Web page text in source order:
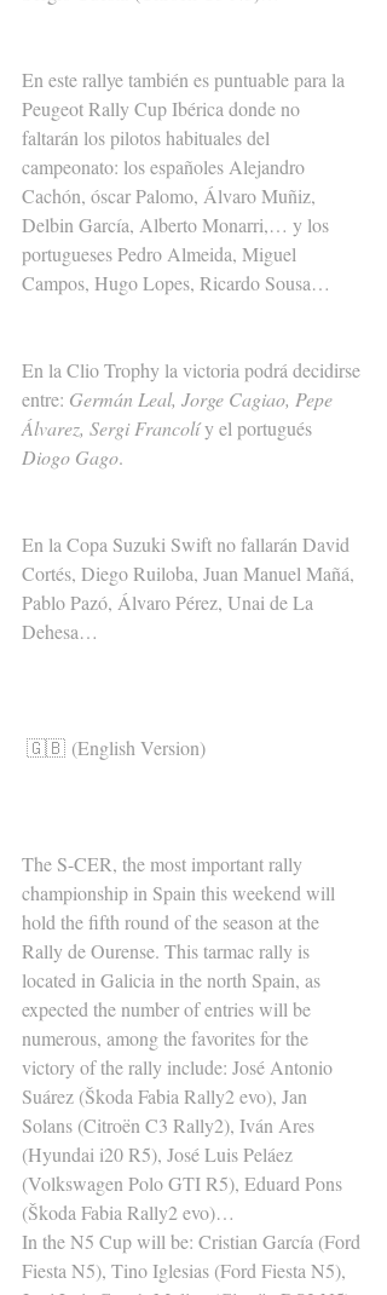
En este rallye también es puntuable para la
Peugeot Rally Cup Ibérica donde no
faltarán los pilotos habituales del
campeonato: los españoles Alejandro
Cachón, óscar Palomo, Álvaro Muñiz,
Delbin García, Alberto Monarri,… y los
portugueses Pedro Almeida, Miguel
Campos, Hugo Lopes, Ricardo Sousa…
En la Clio Trophy la victoria podrá decidirse
entre: Germán Leal, Jorge Cagiao, Pepe
Álvarez, Sergi Francolí y el portugués
Diogo Gago.
En la Copa Suzuki Swift no fallarán David
Cortés, Diego Ruiloba, Juan Manuel Mañá,
Pablo Pazó, Álvaro Pérez, Unai de La
Dehesa…
🇬🇧 (English Version)
The S-CER, the most important rally
championship in Spain this weekend will
hold the fifth round of the season at the
Rally de Ourense. This tarmac rally is
located in Galicia in the north Spain, as
expected the number of entries will be
numerous, among the favorites for the
victory of the rally include: José Antonio
Suárez (Škoda Fabia Rally2 evo), Jan
Solans (Citroën C3 Rally2), Iván Ares
(Hyundai i20 R5), José Luis Peláez
(Volkswagen Polo GTI R5), Eduard Pons
(Škoda Fabia Rally2 evo)…
In the N5 Cup will be: Cristian García (Ford
Fiesta N5), Tino Iglesias (Ford Fiesta N5),